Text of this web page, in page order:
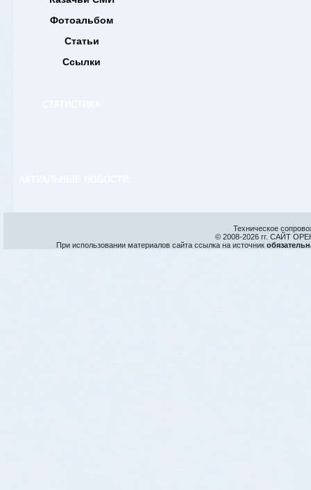
Фотоальбом
Статьи
Ссылки
Техническое
© 2008-2026 гг. САЙТ
При использовании материалов сайта ссылка на источник